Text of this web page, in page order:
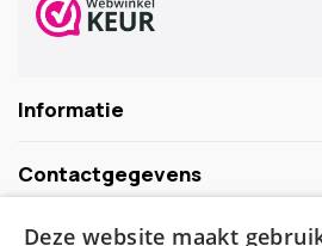
Informatie
Contactgegevens
Deze website maakt